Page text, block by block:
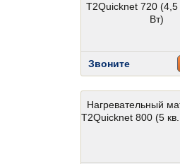
T2Quicknet 720
Вт)
Звоните
Нагревательный
T2Quicknet 800 (5